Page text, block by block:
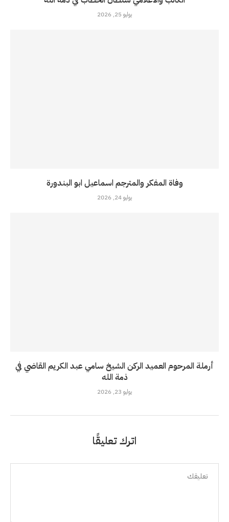
يوليو 25, 2026
وفاة المفكر والمترجم اسماعيل ابو البندورة
يوليو 24, 2026
أرملة المرحوم العميد الركن الشيخ سامي عبد الكريم القاضي في
ذمة الله
يوليو 23, 2026
اترك تعليقًا